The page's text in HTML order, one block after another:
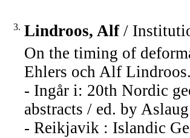
3. Lindroos, Alf/
On the timing of
Ehlers och Alf Lindroos.
- Ingår i: 20th Nordic
abstracts / ed. by
- Reikjavik : Islandic